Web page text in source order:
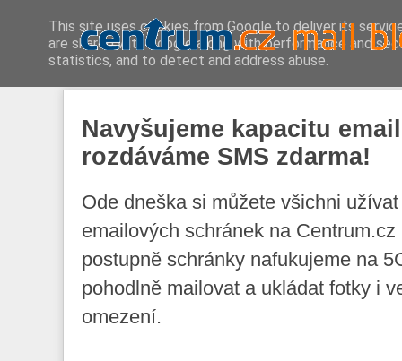
Navyšujeme kapacitu
rozdáváme SMS zdarma!
Ode dneška si můžete všichni
emailových schránek na
postupně schránky nafukujeme na
pohodlně mailovat a ukládat fotky i
omezení.
This site uses cookies from Google to deliver its
are shared with Google along with performance and
statistics, and to detect and address abuse.